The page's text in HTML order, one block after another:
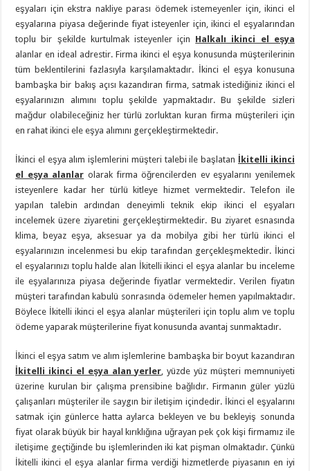
eşyaları için ekstra nakliye parası ödemek istemeyenler için, ikinci el
eşyalarına piyasa değerinde fiyat isteyenler için, ikinci el eşyalarından
toplu bir şekilde kurtulmak isteyenler için Halkalı ikinci el eşya
alanlar en ideal adrestir. Firma ikinci el eşya konusunda müşterilerinin
tüm beklentilerini fazlasıyla karşılamaktadır. İkinci el eşya konusuna
bambaşka bir bakış açısı kazandıran firma, satmak istediğiniz ikinci el
eşyalarınızın alımını toplu şekilde yapmaktadır. Bu şekilde sizleri
mağdur olabileceğiniz her türlü zorluktan kuran firma müşterileri için
en rahat ikinci ele eşya alımını gerçekleştirmektedir.
İkinci el eşya alım işlemlerini müşteri talebi ile başlatan
İkitelli ikinci
el eşya alanlar olarak firma öğrencilerden ev eşyalarını yenilemek
isteyenlere kadar her türlü kitleye hizmet vermektedir. Telefon ile
yapılan talebin ardından deneyimli teknik ekip ikinci el eşyaları
incelemek üzere ziyaretini gerçekleştirmektedir. Bu ziyaret esnasında
klima, beyaz eşya, aksesuar ya da mobilya gibi her türlü ikinci el
eşyalarınızın incelenmesi bu ekip tarafından gerçekleşmektedir. İkinci
el eşyalarınızı toplu halde alan İkitelli ikinci el eşya alanlar bu inceleme
ile eşyalarınıza piyasa değerinde fiyatlar vermektedir. Verilen fiyatın
müşteri tarafından kabulü sonrasında ödemeler hemen yapılmaktadır.
Böylece İkitelli ikinci el eşya alanlar müşterileri için toplu alım ve toplu
ödeme yaparak müşterilerine fiyat konusunda avantaj sunmaktadır.
İkinci el eşya satım ve alım işlemlerine bambaşka bir boyut kazandıran
İkitelli ikinci el eşya alan yerler, yüzde yüz müşteri memnuniyeti
üzerine kurulan bir çalışma prensibine bağlıdır. Firmanın güler yüzlü
çalışanları müşteriler ile saygın bir iletişim içindedir. İkinci el eşyalarını
satmak için günlerce hatta aylarca bekleyen ve bu bekleyiş sonunda
fiyat olarak büyük bir hayal kırıklığına uğrayan pek çok kişi firmamız ile
iletişime geçtiğinde bu işlemlerinden iki kat pişman olmaktadır. Çünkü
İkitelli ikinci el eşya alanlar firma verdiği hizmetlerde piyasanın en iyi